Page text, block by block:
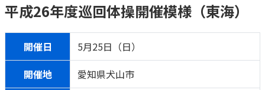
ご契約内容の確認
お客さまに関する情報等の確認の取り組み
ご契約手続きの流れ
健康情報
CM・オウンドメディア／ソーシャルメディア
かんぽブランド
平成26年度巡回体操開催模様（東海）
開催日
5月25日（日）
開催地
愛知県犬山市